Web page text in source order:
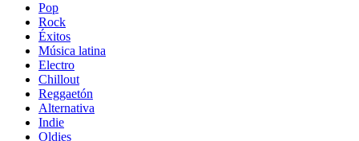
Pop
Rock
Éxitos
Música latina
Electro
Chillout
Reggaetón
Alternativa
Indie
Oldies